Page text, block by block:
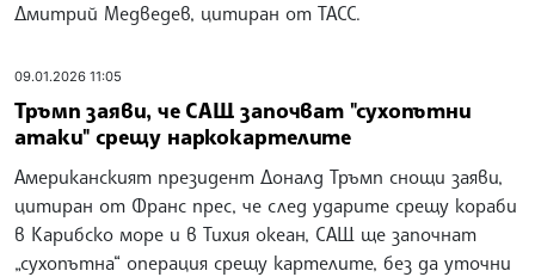
Дмитрий Медведев, цитиран от ТАСС.
09.01.2026 11:05
Тръмп заяви, че САЩ започват "сухопътни
атаки" срещу наркокартелите
Американският президент Доналд Тръмп снощи заяви,
цитиран от Франс прес, че след ударите срещу кораби
в Карибско море и в Тихия океан, САЩ ще започнат
„сухопътна“ операция срещу картелите, без да уточни